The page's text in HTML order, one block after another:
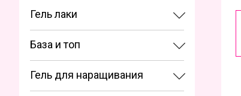
Гель лаки
База и топ
Гель для наращивания